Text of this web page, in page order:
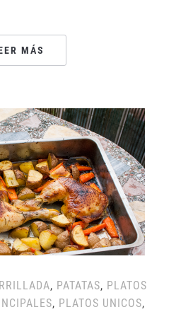
MÁS
, PATATAS, PLATOS
, PLATOS UNICOS,